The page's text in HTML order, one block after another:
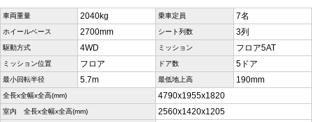
車両重量 2040kg 乗車定員 7名
ホイールベース 2700mm シート列数 3列
駆動方式 4WD ミッション フロア5AT
ミッション位置 フロア ドア数 5ドア
最小回転半径 5.7m 最低地上高 190mm
全長x全幅x全高(mm) 4790x1955x1820
室内 全長x全幅x全高(mm) 2560x1420x1205